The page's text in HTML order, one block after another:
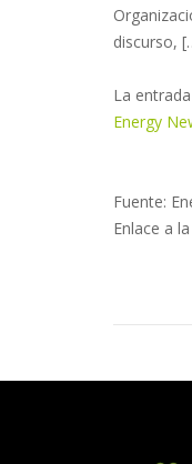
discurso,
La entrada
Energy
Fuente:
Enlace a